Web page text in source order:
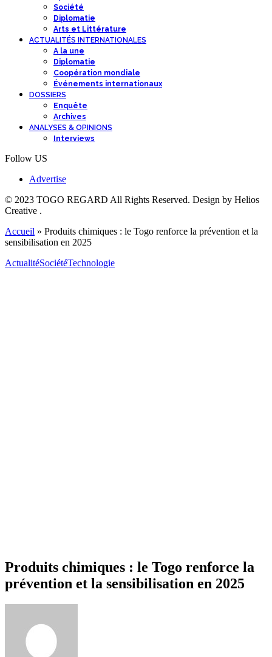
Société
Diplomatie
Arts et Littérature
ACTUALITÉS INTERNATIONALES
A la une
Diplomatie
Coopération mondiale
Événements internationaux
DOSSIERS
Enquête
Archives
ANALYSES & OPINIONS
Interviews
Follow US
Advertise
© 2023 TOGO REGARD All Rights Reserved. Design by Helios
Creative .
Accueil » Produits chimiques : le Togo renforce la prévention et la
sensibilisation en 2025
ActualitéSociétéTechnologie
Produits chimiques : le Togo renforce la
prévention et la sensibilisation en 2025